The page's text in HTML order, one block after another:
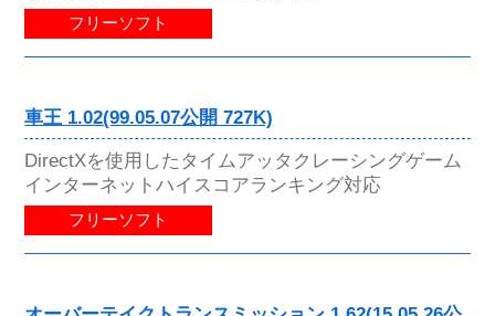
フリーソフト
車王 1.02(99.05.07公開 727K)
DirectXを使用したタイムアッタクレーシングゲーム
インターネットハイスコアランキング対応
フリーソフト